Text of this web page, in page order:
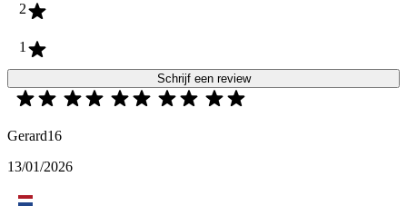
2
1
Schrijf een review
Gerard16
13/01/2026